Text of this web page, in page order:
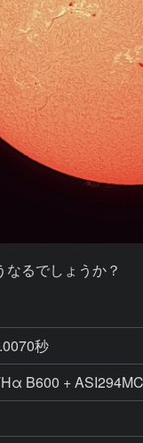
るでしょうか？
秒
B600 + ASI294MC